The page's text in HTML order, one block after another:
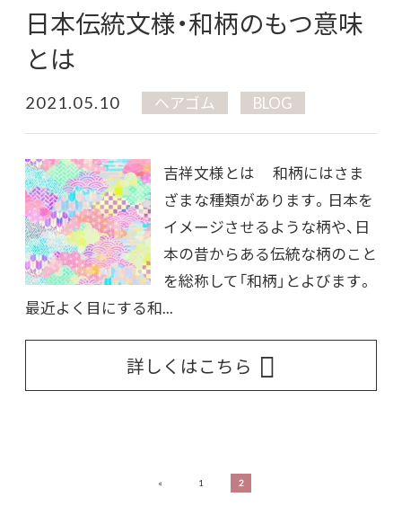
日本伝統文様・和柄のもつ意味
とは
2021.05.10 ヘアゴム BLOG
吉祥文様とは 和柄にはさま
ざまな種類があります。日本を
イメージさせるような柄や、日
本の昔からある伝統な柄のこと
を総称して「和柄」とよびます。
最近よく目にする和...
詳しくはこちら
« 1 2